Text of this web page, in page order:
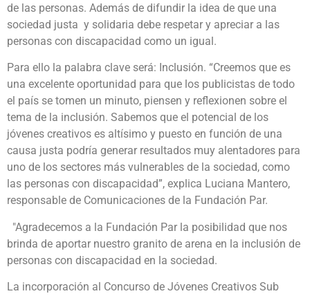
de las personas. Además de difundir la idea de que una
sociedad justa y solidaria debe respetar y apreciar a las
personas con discapacidad como un igual.
Para ello la palabra clave será: Inclusión. “Creemos que es
una excelente oportunidad para que los publicistas de todo
el país se tomen un minuto, piensen y reflexionen sobre el
tema de la inclusión. Sabemos que el potencial de los
jóvenes creativos es altísimo y puesto en función de una
causa justa podría generar resultados muy alentadores para
uno de los sectores más vulnerables de la sociedad, como
las personas con discapacidad”, explica Luciana Mantero,
responsable de Comunicaciones de la Fundación Par.
"Agradecemos a la Fundación Par la posibilidad que nos
brinda de aportar nuestro granito de arena en la inclusión de
personas con discapacidad en la sociedad.
La incorporación al Concurso de Jóvenes Creativos Sub